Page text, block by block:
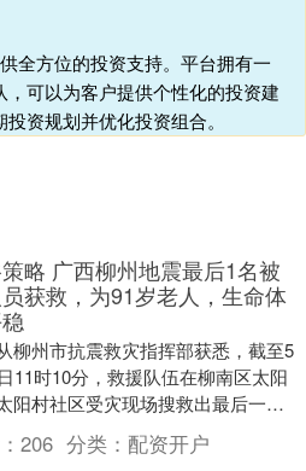
全方位的投资支持。平台拥有一
可以为客户提供个性化的投资建
资规划并优化投资组合。
略 广西柳州地震最后1名被
获救，为91岁老人，生命体
柳州市抗震救灾指挥部获悉，截至5
11时10分，救援队伍在柳南区太阳
阳村社区受灾现场搜救出最后一名
员，系91岁老人，经医务人员确
命....
206 分类： 配资开户